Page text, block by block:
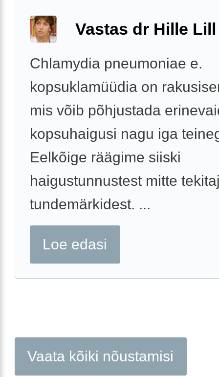
Vastas dr Hille Lill
Chlamydia pneumoniae e.
kopsuklamüüdia on
mis võib põhjustada
kopsuhaigusi nagu iga
Eelkõige räägime siiski
haigustunnustest mitte
tundemärkidest. ...
Loe edasi
Vaata kõiki nõustamisi